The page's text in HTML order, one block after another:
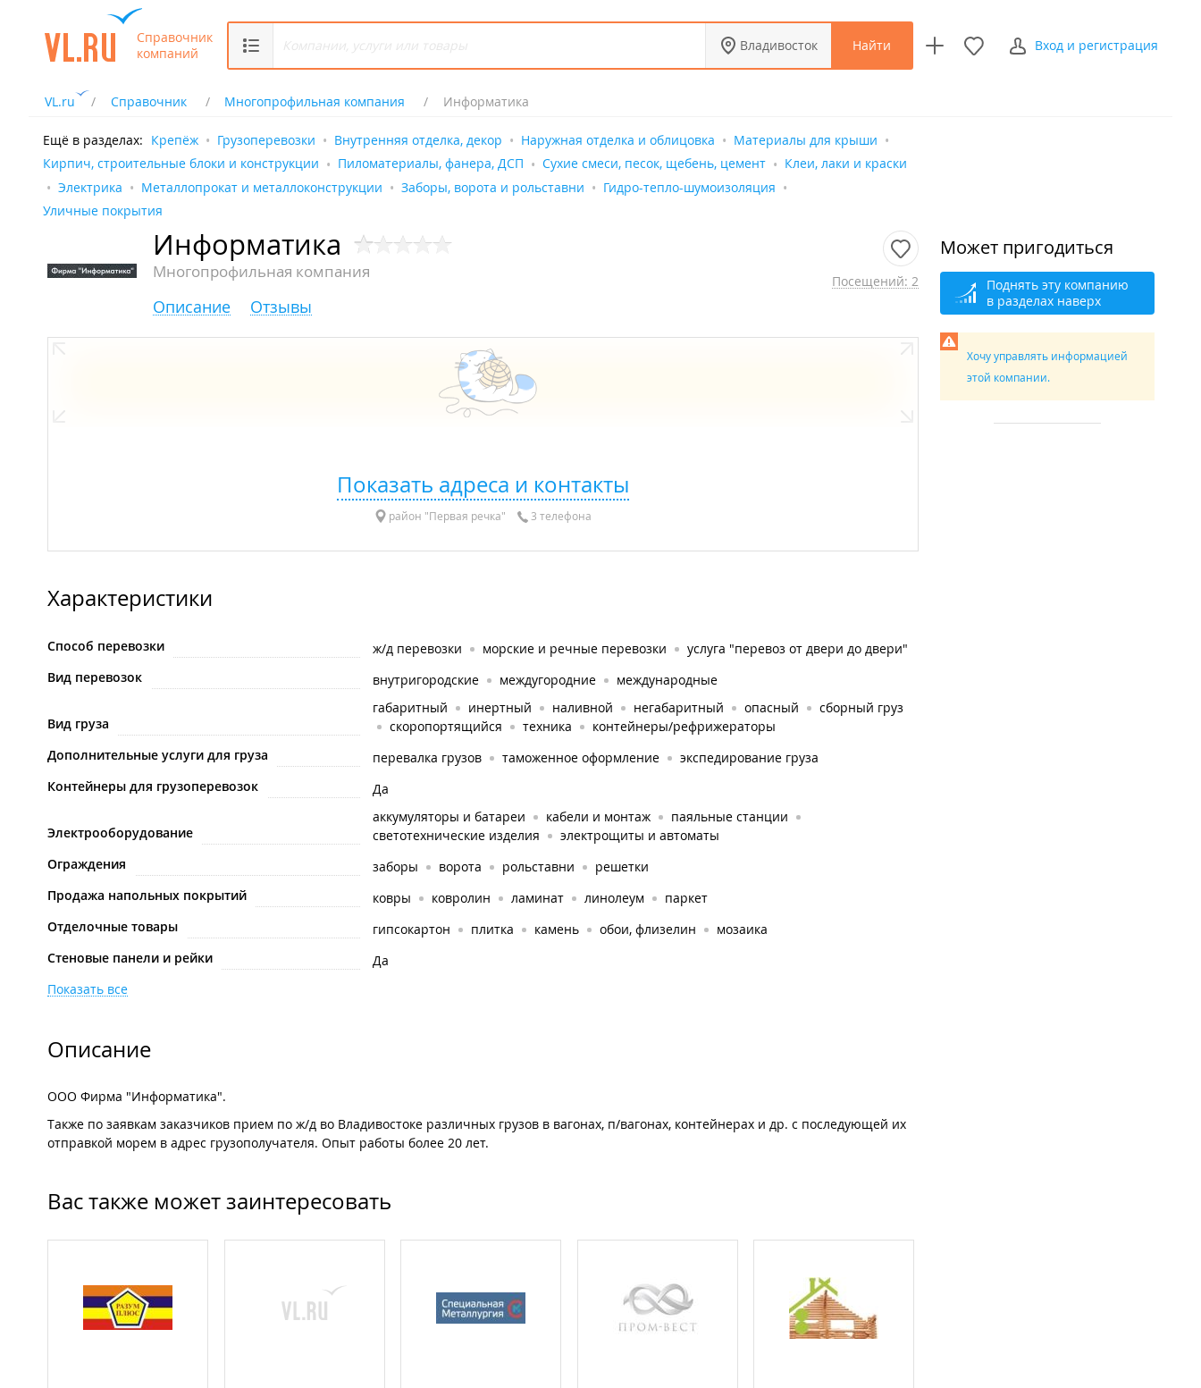
Справочник
компаний
Владивосток Найти Вход и регистрация
VL.ru Справочник Многопрофильная компания Информатика
Ещё в разделах: Крепёж Грузоперевозки Внутренняя отделка, декор Наружная отделка и облицовка
Материалы для крыши
Кирпич, строительные блоки и конструкции
Пиломатериалы, фанера, ДСП Сухие смеси, песок, щебень, цемент
Клеи, лаки и краски
Электрика
Металлопрокат и металлоконструкции Заборы, ворота и рольставни
Гидро-тепло-шумоизоляция
Уличные покрытия
Информатика
Многопрофильная компания Посещений: 2
Описание Отзывы
Показать адреса и контакты
район "Первая речка" 3 телефона
Характеристики
Способ перевозки ж/д перевозки морские и речные перевозки
услуга "перевоз от двери до двери"
Вид перевозок
внутригородские междугородние международные
Вид груза
габаритный инертный наливной негабаритный опасный
сборный груз
скоропортящийся
техника
контейнеры/рефрижераторы
Дополнительные услуги для груза
перевалка грузов таможенное оформление
экспедирование груза
Контейнеры для грузоперевозок
Да
Электрооборудование
аккумуляторы и батареи кабели и монтаж
паяльные станции
светотехнические изделия
электрощиты и автоматы
Ограждения
заборы ворота рольставни
решетки
Продажа напольных покрытий
ковры ковролин ламинат линолеум
паркет
Отделочные товары
гипсокартон плитка камень обои, флизелин
мозаика
Стеновые панели и рейки
Да
Показать все
Описание
ООО Фирма "Информатика".
Также по заявкам заказчиков прием по ж/д во Владивостоке различных грузов в вагонах, п/вагонах, контейнерах и др. с последующей их
отправкой морем в адрес грузополучателя. Опыт работы более 20 лет.
Вас также может заинтересовать
Может пригодиться
Поднять эту компанию
в разделах наверх
Хочу управлять информацией
этой компании.